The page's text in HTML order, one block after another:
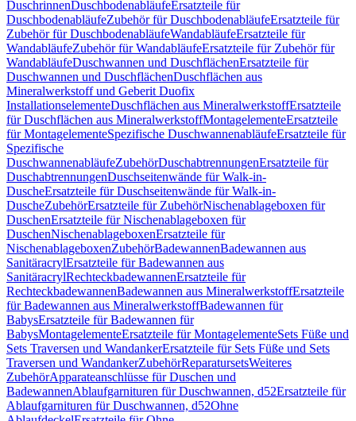
DuschrinnenDuschbodenabläufeErsatzteile für
DuschbodenabläufeZubehör für DuschbodenabläufeErsatzteile für
Zubehör für DuschbodenabläufeWandabläufeErsatzteile für
WandabläufeZubehör für WandabläufeErsatzteile für Zubehör für
WandabläufeDuschwannen und DuschflächenErsatzteile für
Duschwannen und DuschflächenDuschflächen aus
Mineralwerkstoff und Geberit Duofix
InstallationselementeDuschflächen aus MineralwerkstoffErsatzteile
für Duschflächen aus MineralwerkstoffMontagelementeErsatzteile
für MontagelementeSpezifische DuschwannenabläufeErsatzteile für
Spezifische
DuschwannenabläufeZubehörDuschabtrennungenErsatzteile für
DuschabtrennungenDuschseitenwände für Walk-in-
DuscheErsatzteile für Duschseitenwände für Walk-in-
DuscheZubehörErsatzteile für ZubehörNischenablageboxen für
DuschenErsatzteile für Nischenablageboxen für
DuschenNischenablageboxenErsatzteile für
NischenablageboxenZubehörBadewannenBadewannen aus
SanitäracrylErsatzteile für Badewannen aus
SanitäracrylRechteckbadewannenErsatzteile für
RechteckbadewannenBadewannen aus MineralwerkstoffErsatzteile
für Badewannen aus MineralwerkstoffBadewannen für
BabysErsatzteile für Badewannen für
BabysMontagelementeErsatzteile für MontagelementeSets Füße und
Sets Traversen und WandankerErsatzteile für Sets Füße und Sets
Traversen und WandankerZubehörReparatursetsWeiteres
ZubehörApparateanschlüsse für Duschen und
BadewannenAblaufgarnituren für Duschwannen, d52Ersatzteile für
Ablaufgarnituren für Duschwannen, d52Ohne